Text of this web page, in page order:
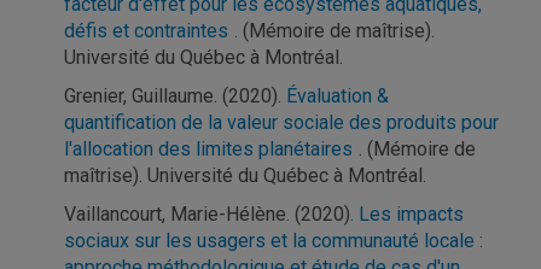
défis et contraintes . (Mémoire de maîtrise).
Université du Québec à Montréal.
Grenier, Guillaume. (2020). Évaluation &
quantification de la valeur sociale des produits pour
l'allocation des limites planétaires . (Mémoire de
maîtrise). Université du Québec à Montréal.
Vaillancourt, Marie-Hélène. (2020). Les impacts
sociaux sur les usagers et la communauté locale :